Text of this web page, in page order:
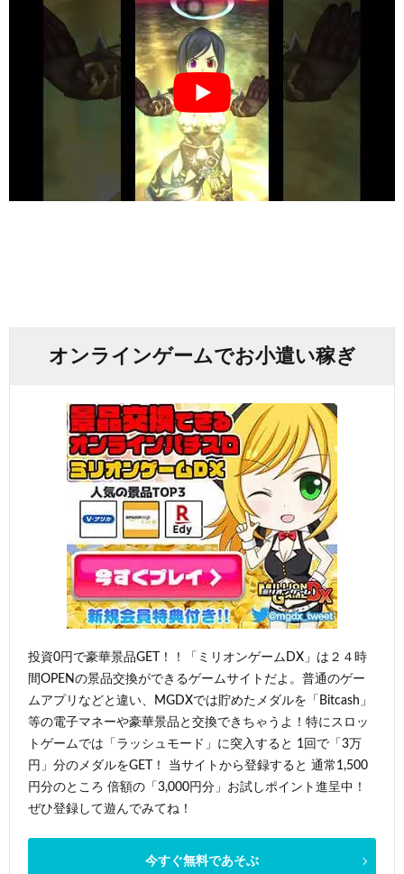
オンラインゲームでお小遣い稼ぎ
投資0円で豪華景品GET！！「ミリオンゲームDX」は２４時
間OPENの景品交換ができるゲームサイトだよ。普通のゲー
ムアプリなどと違い、MGDXでは貯めたメダルを「Bitcash」
等の電子マネーや豪華景品と交換できちゃうよ！特にスロッ
トゲームでは「ラッシュモード」に突入すると 1回で「3万
円」分のメダルをGET！ 当サイトから登録すると 通常1,500
円分のところ 倍額の「3,000円分」お試しポイント進呈中！
ぜひ登録して遊んでみてね！
今すぐ無料であそぶ